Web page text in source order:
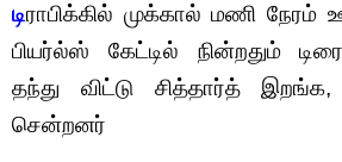
டிராபிக்கில் முக்கால் மணி நேரம்
பியர்ல்ஸ் கேட்டில் நின்றதும்
தந்து விட்டு சித்தார்த்
சென்றனர்